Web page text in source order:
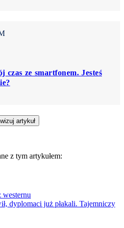
ze smartfonem. Jesteś
artykuł
z tym artykułem:
westernu
dyplomaci już płakali. Tajemniczy